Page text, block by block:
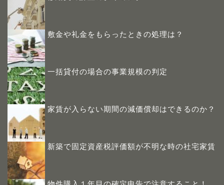
敷金や礼金をもらったときの処理は？
一括貸付の場合の事業規模の判定
家賃が入らない期間の減価償却はできるのか？
新築で固定資産税評価額が不明な時の社宅家賃